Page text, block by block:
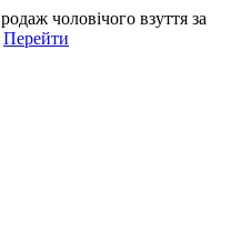
чоловічого взуття за
Перейти